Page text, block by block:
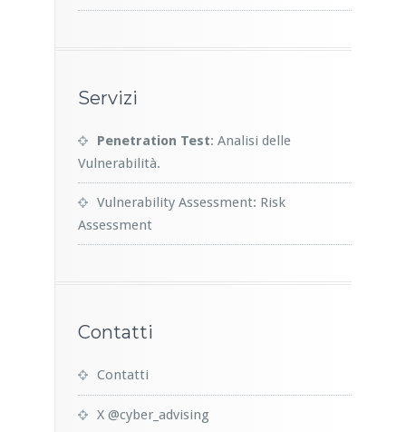
Servizi
Penetration Test: Analisi delle
Vulnerabilità.
Vulnerability Assessment: Risk
Assessment
Contatti
Contatti
X @cyber_advising